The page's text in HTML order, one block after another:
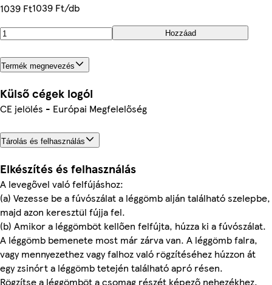
1039 Ft1039 Ft/db
Hozzáad
Termék megnevezés
Külső cégek logói
CE jelölés - Európai Megfelelőség
Tárolás és felhasználás
Elkészítés és felhasználás
A levegővel való felfújáshoz:
(a) Vezesse be a fúvószálat a léggömb alján található szelepbe,
majd azon keresztül fújja fel.
(b) Amikor a léggömböt kellően felfújta, húzza ki a fúvószálat.
A léggömb bemenete most már zárva van. A léggömb falra,
vagy mennyezethez vagy falhoz való rögzítéséhez húzzon át
egy zsinórt a léggömb tetején található apró résen.
Rögzítse a léggömböt a csomag részét képező nehezékhez.